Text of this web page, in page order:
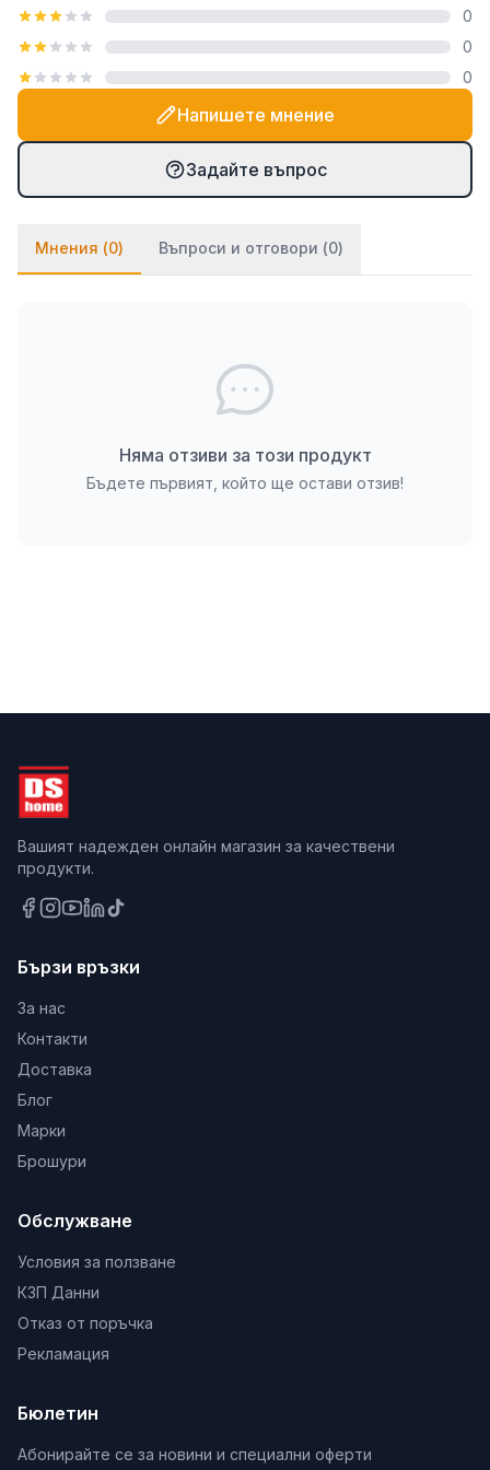
посредством закачалка тип "гребен", която е
включена в комплекта. При PVC паната частите
се монтират на стената посредством
двойнозалепващо се тиксо. Ако ще се монтират
върху стена с тапет, препоръчваме да използвате
и няколко капки лепило върху тиксото (всяко
бързозалепящо лепило като капчица, каноконлит
0
0
0
Напишете мнение
Задайте въпрос
Мнения (0) Въпроси и отговори (0)
Няма отзиви за този продукт
Бъдете първият, който ще остави отзив!
Вашият надежден онлайн магазин за качествени
продукти.
Бързи връзки
За нас
Контакти
Доставка
Блог
Марки
Брошури
Обслужване
Условия за ползване
КЗП Данни
Отказ от поръчка
Рекламация
Бюлетин
Абонирайте се за новини и специални оферти